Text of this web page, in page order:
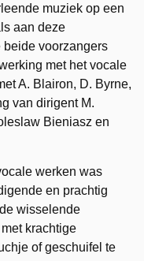
muziek op een
aan deze
voorzangers
met het vocale
A. Blairon, D. Byrne,
van dirigent M.
Bieniasz en
werken was
en prachtig
wisselende
krachtige
of geschuifel te